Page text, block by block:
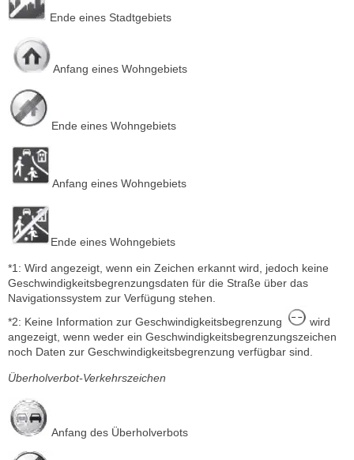
Ende eines Stadtgebiets
Anfang eines Wohngebiets
Ende eines Wohngebiets
Anfang eines Wohngebiets
Ende eines Wohngebiets
*1: Wird angezeigt, wenn ein Zeichen erkannt wird, jedoch keine
Geschwindigkeitsbegrenzungsdaten für die Straße über das
Navigationssystem zur Verfügung stehen.
*2: Keine Information zur Geschwindigkeitsbegrenzung
wird
angezeigt, wenn weder ein Geschwindigkeitsbegrenzungszeichen
noch Daten zur Geschwindigkeitsbegrenzung verfügbar sind.
Überholverbot-Verkehrszeichen
Anfang des Überholverbots